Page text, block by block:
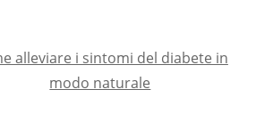
alleviare i sintomi del diabete in
modo naturale